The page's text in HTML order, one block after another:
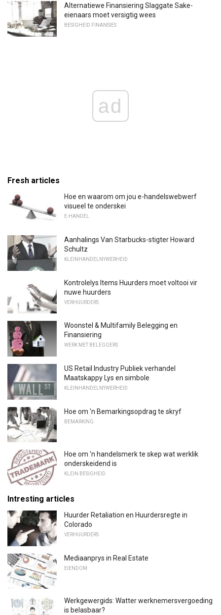
Alternatiewe Finansiering Slaggate Sake-
eienaars moet versigtig wees
BESIGHEID FINANSIES
ad
Fresh articles
Hoe en waarom om jou e-handelswebwerf
visueel te onderskei
E-HANDEL
Aanhalings Van Starbucks-stigter Howard
Schultz
KLEINHANDELNYWERHEID
Kontrolelys Items Huurders moet voltooi vir
nuwe huurders
VERHUURDERS
Woonstel & Multifamily Belegging en
Finansiering
WERK MET BELEGGERS
US Retail Industry Publiek verhandel
Maatskappy Lys en simbole
KLEINHANDELNYWERHEID
Hoe om 'n Bemarkingsopdrag te skryf
BEMARKING
Hoe om 'n handelsmerk te skep wat werklik
onderskeidend is
KLEIN BESIGHEID
Intresting articles
Huurder Retaliation en Huurdersregte in
Colorado
VERHUURDERS
Mediaanprys in Real Estate
EIENDOM
Werkgewergids: Watter werknemersvergoeding
is belasbaar?